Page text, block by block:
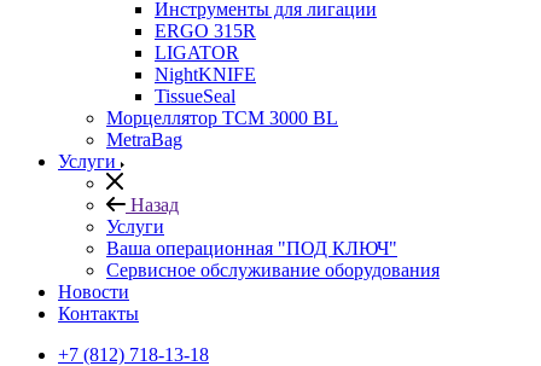
Инструменты для лигации
ERGO 315R
LIGATOR
NightKNIFE
TissueSeal
Морцеллятор ТСМ 3000 BL
MetraBag
Услуги
Назад
Услуги
Ваша операционная "ПОД КЛЮЧ"
Сервисное обслуживание оборудования
Новости
Контакты
+7 (812) 718-13-18